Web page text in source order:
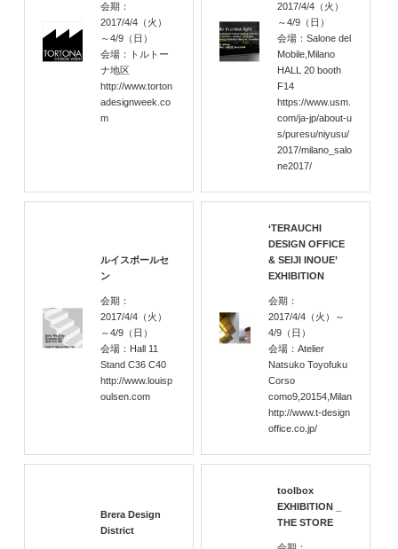
会期：
2017/4/4（火）
～4/9（日）
会場：トルトー
ナ地区
http://www.torton
adesignweek.co
m
2017/4/4 （火）
～4/9 （日）
会場：Salone del
Mobile,Milano
HALL 20 booth
F14
https://www.usm.
com/ja-jp/about-u
s/puresu/niyusu/
2017/milano_salo
ne2017/
ルイスポールセ
ン
会期：
2017/4/4（火）
～4/9（日）
会場：Hall 11
Stand C36 C40
http://www.louisp
oulsen.com
‘TERAUCHI
DESIGN OFFICE
& SEIJI INOUE’
EXHIBITION
会期：
2017/4/4 （火）
～
4/9 （日）
会場：Atelier
Natsuko Toyofuku
Corso
como9,20154,Milan
http://www.t-design
office.co.jp/
Brera Design
District
toolbox
EXHIBITION _
THE STORE